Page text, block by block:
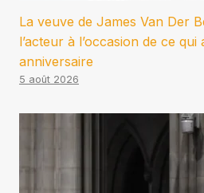
La veuve de James Van Der
l’acteur à l’occasion de ce
anniversaire
5 août 2026